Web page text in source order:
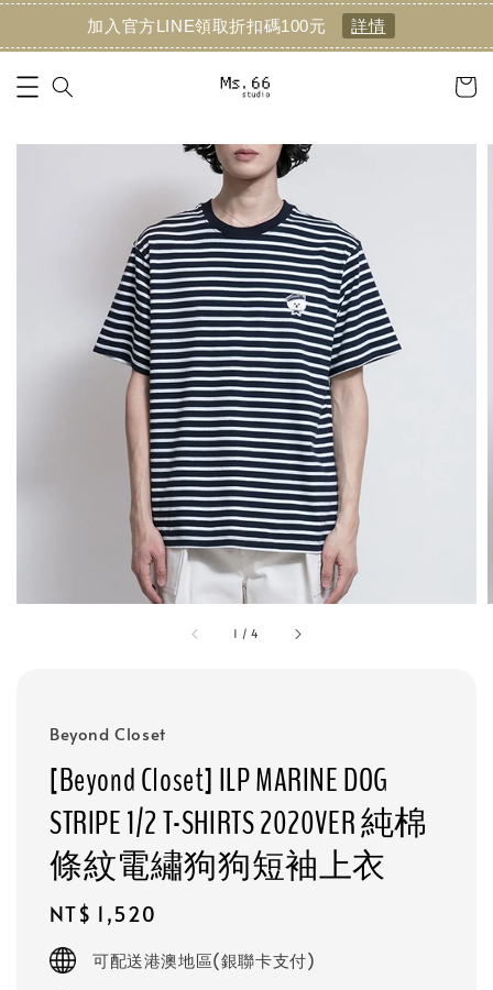
加入官方LINE領取折扣碼100元 詳情
1 /4
Beyond Closet
[Beyond Closet] ILP MARINE DOG
STRIPE 1/2 T-SHIRTS 2020VER 純棉
條紋電繡狗狗短袖上衣
Regular
price
NT$ 1,520
可配送港澳地區(銀聯卡支付)